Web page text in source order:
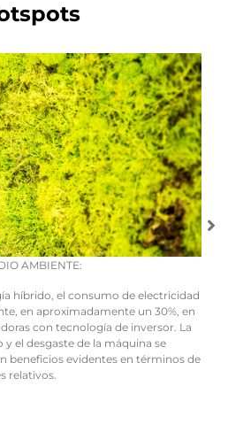
AMBIENTE:
híbrido, el consumo de electricidad
en aproximadamente un 30%, en
con tecnología de inversor. La
el desgaste de la máquina se
beneficios evidentes en términos de
relativos.